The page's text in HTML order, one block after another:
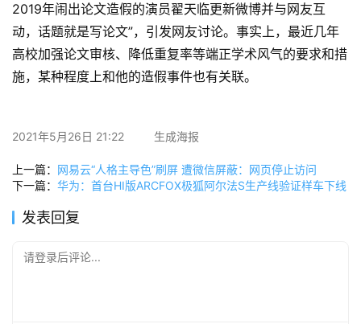
专
题
简
圈
子
博
主
2019年闹出论文造假的演员翟天临更新微博并与网友互
动，话题就是写论文”，引发网友讨论。事实上，最近几年
高校加强论文审核、降低重复率等端正学术风气的要求和措
施，某种程度上和他的造假事件也有关联。
2021年5月26日 21:22 生成海报
上一篇： 网易云“人格主导色”刷屏 遭微信屏蔽：网页停止访问
下一篇： 华为：首台HI版ARCFOX极狐阿尔法S生产线验证样车下线
发表回复
请登录后评论...